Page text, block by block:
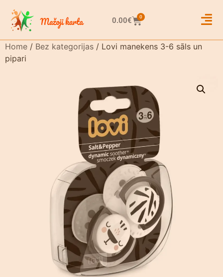
0.00€ 0
Home / Bez kategorijas / Lovi manekens 3-6 sāls un
pipari